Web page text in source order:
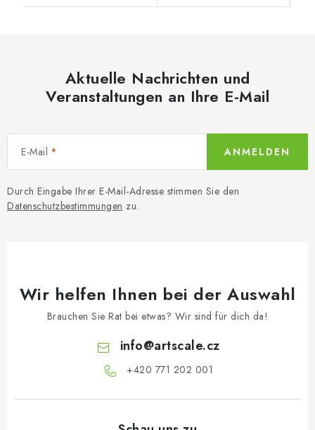
Aktuelle Nachrichten und
Veranstaltungen an Ihre E-Mail
E-Mail
Durch Eingabe Ihrer E-Mail-Adresse stimmen Sie den
Datenschutzbestimmungen zu.
ANMELDEN
Wir helfen Ihnen bei der Auswahl
Brauchen Sie Rat bei etwas? Wir sind für dich da!
info@artscale.cz
+420 771 202 001​